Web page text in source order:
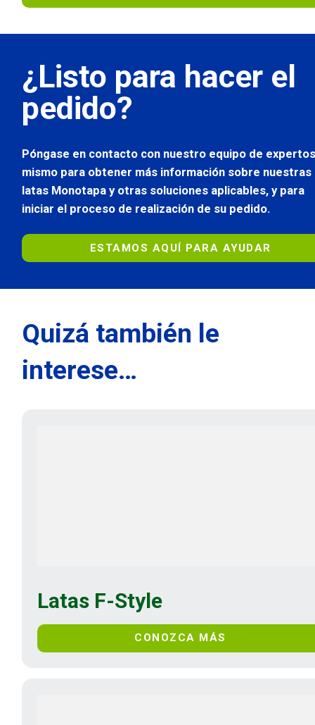
¿Listo para hacer el
pedido?
Póngase en contacto con nuestro equipo de
mismo para obtener más información sobre nuestras
latas Monotapa y otras soluciones aplicables, y para
iniciar el proceso de realización de su pedido.
ESTAMOS AQUÍ PARA AYUDAR
Quizá también le
interese…
Latas F-Style
CONOZCA MÁS